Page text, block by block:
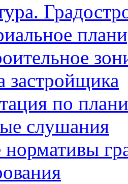
застройщика
по
слушания